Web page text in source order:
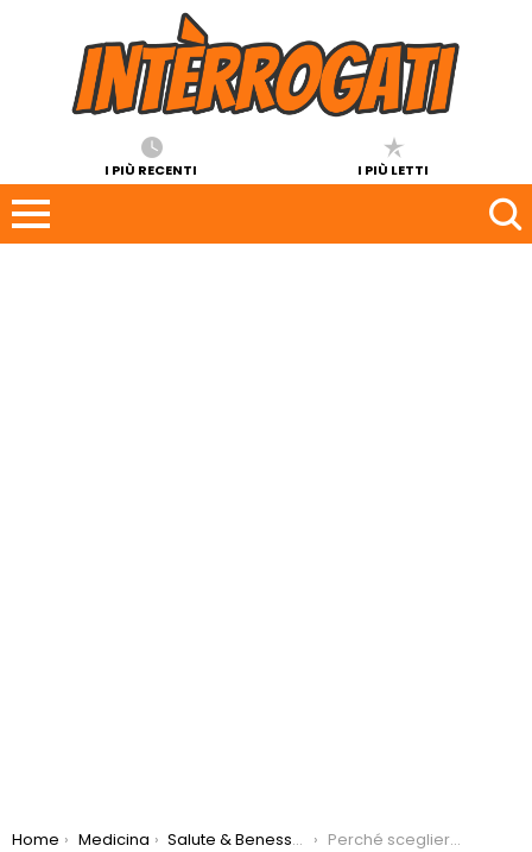
I PIÙ RECENTI I PIÙ LETTI
You are here:
Home Medicina Salute & Benessere Perché scegliere una poltrona alzapersona per anziani